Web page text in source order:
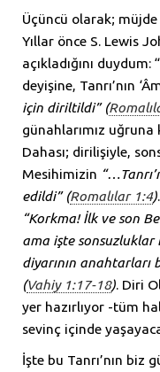
Üçüncü olarak;
Yıllar önce S. Lewis
açıkladığını duydum:
deyişine, Tanrı’nın
için diriltildi” (
günahlarımız uğruna
Dahası; dirilişiyle,
Mesihimizin
edildi” (Romalılar 1:4)
“Korkma! İlk ve son
ama işte
diyarının anahtarları
(Vahiy 1:17-18). Diri
yer hazırlıyor -tüm
sevinç içinde
İşte bu Tanrı’nın biz